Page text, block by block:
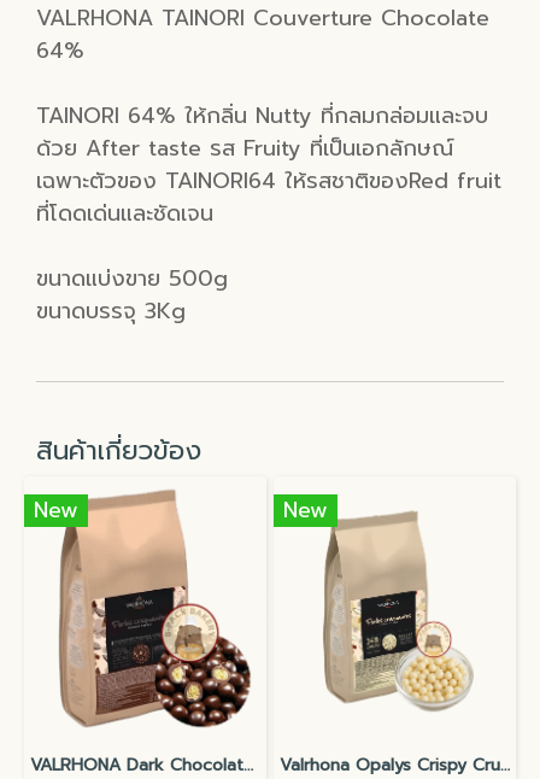
VALRHONA TAINORI Couverture Chocolate
64%
TAINORI 64% ให้กลิ่น Nutty ที่กลมกล่อมและจบ
ด้วย After taste รส Fruity ที่เป็นเอกลักษณ์
เฉพาะตัวของ TAINORI64 ให้รสชาติของRed fruit
ที่โดดเด่นและชัดเจน
ขนาดแบ่งขาย 500g
ขนาดบรรจุ 3Kg
สินค้าเกี่ยวข้อง
New
VALRHONA Dark Chocolate Crispy Pearls 55% CRUNCHY Perles Craquantes
New
Valrhona Opalys Crispy Crunchy PEARLS 34%